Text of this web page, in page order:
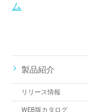
ム
製品紹介
リリース情報
WEB版カタログ